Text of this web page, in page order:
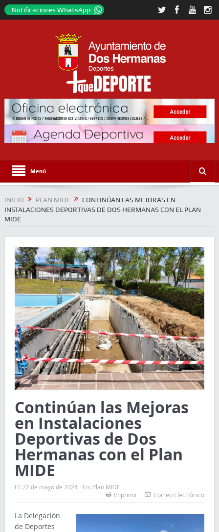
Notificaciones WhatsApp
Menú
INICIO PLAN MIDE
CONTINÚAN LAS MEJORAS EN
INSTALACIONES DEPORTIVAS DE DOS HERMANAS CON EL PLAN
MIDE
Continúan las Mejoras
en Instalaciones
Deportivas de Dos
Hermanas con el Plan
MIDE
El: 22 de mayo de 2024 En: Plan MIDE
Imprimir
Correo Electrónico
La Delegación
de Deportes